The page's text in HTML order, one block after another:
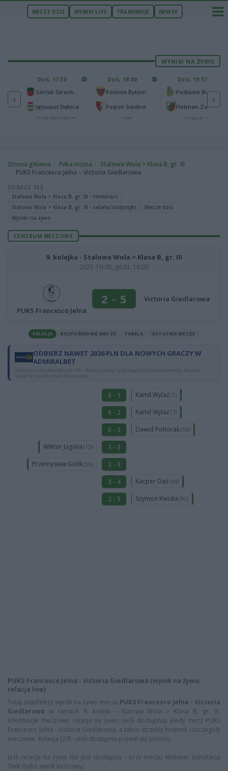
MECZE DZIŚ WYNIKI LIVE TRANSMISJE NEWSY
WYNIKI NA ŻYWO
‹
65
25
Dziś, 17:30
Igloopol Dębica
IV liga podkarpacka
Dziś, 18:00
Polonia Bytom
Pogoń Siedlce
I liga
Dziś, 19:57
Podlasie Biała Podlaska
Hetman Zamość
III liga, gr. IV
›
Strona główna Piłka nożna
Stalowa Wola > Klasa B, gr. III
PUKS Francesco Jelna – Victoria Giedlarowa
ZOBACZ TEŻ
Stalowa Wola > Klasa B, gr. III - terminarz
Stalowa Wola > Klasa B, gr. III - tabela/statystyki
Mecze dziś
Wyniki na żywo
CENTRUM MECZOWE
9. kolejka - Stalowa Wola > Klasa B, gr. III
2025-10-05, godz. 16:00
PUKS Francesco Jelna
2 - 5 Victoria Giedlarowa
RELACJA BEZPOŚREDNIE MECZE TABELA OSTATNIE MECZE
ODBIERZ NAWET 2026 PLN DLA NOWYCH GRACZY W
ADMIRALBET
Tylko dla osób pełnoletnich 18+. Reklamujemy tylko legalnych bukmacherów. Hazard
stwarza ryzyko straty finansowej.
0 - 1 Kamil Wylaź (1)
0 - 2 Kamil Wylaź (7)
0 - 3 Dawid Połtorak(10)
Wiktor Jagieła (15)
1 - 3
Przemysław Golik(36)
2 - 3
2 - 4
Kacper Daż (64)
2 - 5 Szymon Kwoka (90)
PUKS Francesco Jelna - Victoria Giedlarowa (wynik na żywo,
relacja live)
Tutaj znajdziesz wyniki na żywo meczu PUKS Francesco Jelna - Victoria
Giedlarowa w ramach 9. kolejki - Stalowa Wola > Klasa B, gr. III.
Informacje meczowe, relacja na żywo (jeśli dostępna), kiedy mecz PUKS
Francesco Jelna - Victoria Giedlarowa, a także strzelcy bramek i szczegóły
meczowe. Relacja LIVE - jeśli dostępna pojawi się poniżej.
Jeśli relacja na żywo nie jest dostępna - przy meczu widnieje adnotacja
TWK (tylko wynik końcowy)